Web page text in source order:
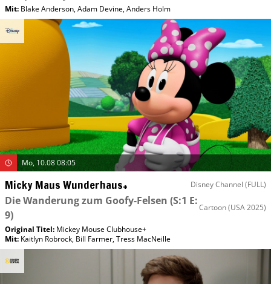
Mit: Blake Anderson,Adam Devine,Anders Holm
Mo, 10.08 08:05
Micky Maus Wunderhaus+ Disney Channel (FULL)
Die Wanderung zum Goofy-Felsen (S:1 E:
9)
Cartoon(USA 2025)
Original Titel: Mickey Mouse Clubhouse+
Mit: Kaitlyn Robrock, Bill Farmer,Tress MacNeille